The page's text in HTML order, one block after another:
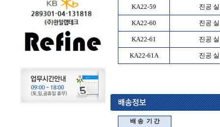
KA22-59 진공
KA22-60 진공
KA22-61 진공
KA22-61A 진공
배 송 기 간